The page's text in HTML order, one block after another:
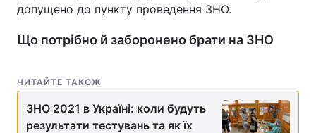
допущено до пункту проведення ЗНО.
Що потрібно й заборонено брати на ЗНО
ЧИТАЙТЕ ТАКОЖ
ЗНО 2021 в Україні: коли будуть
результати тестувань та як їх